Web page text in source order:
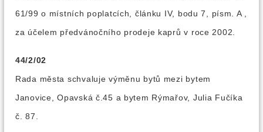
61/99 o místních poplatcích, článku IV, bodu 7, písm. A ,
za účelem předvánočního prodeje kaprů v roce 2002.
44/2/02
Rada města schvaluje výměnu bytů mezi bytem
Janovice, Opavská č.45 a bytem Rýmařov, Julia Fučíka
č. 87.